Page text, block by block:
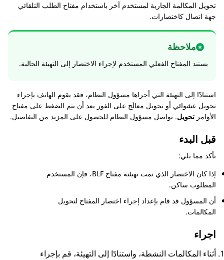
تحويل المكالمة الجارية لمستخدم آخر باستخدام مفتاح الطلب التلقائي
جهة اتصال كاختصارات.
ملاحظة
يستند المفتاح الفعلي المستخدم لإجراء الاختصار إلى التهيئة الحالية.
استنادًا إلى التهيئة التي أجراها مسؤول النظام، فقد يقوم الهاتف بإجراء
تحويل عشوائي أو تحويل معالَج على الفور بعد أن يتم الضغط على مفتاح
الأوامر تحويل. تواصل مسؤول النظام للحصول على المزيد من التفاصيل.
قبل البدء
تأكد مما يلي:
إذا كان الاختصار الذي تمت تهيئته مفتاح BLF، فإن المستخدم
المطلوب ساكن.
أن المسؤول قد قام بإعداد إجراء اختصار المفتاح لتحويل
المكالمات.
اجراء
أثناء المكالمات النشطة، واستنادًا إلى التهيئة، قم بإجراء